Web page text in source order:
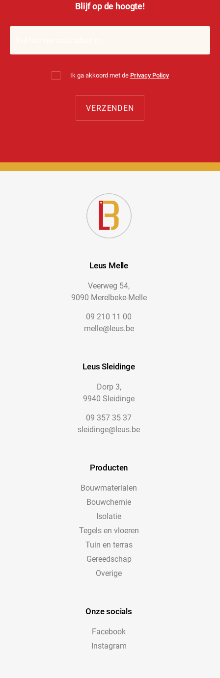
Blijf op de hoogte!
Ik ga akkoord met de Privacy Policy
Leus Melle
Veerweg 54,
9090 Merelbeke-Melle
09 210 11 00
melle@leus.be
Leus Sleidinge
Dorp 3,
9940 Sleidinge
09 357 35 37
sleidinge@leus.be
Producten
Bouwmaterialen
Bouwchemie
Isolatie
Tegels en vloeren
Tuin en terras
Gereedschap
Overige
Onze socials
Facebook
Instagram